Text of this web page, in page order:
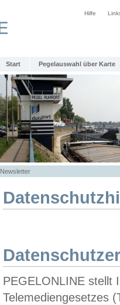
Hilfe
Start Pegelauswahl über Karte
Newsletter
PEGELONLINE stellt
Telemediengesetzes